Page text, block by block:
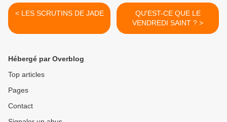
< LES SCRUTINS DE JADE
QU'EST-CE QUE LE
VENDREDI SAINT ? >
Hébergé par Overblog
Top articles
Pages
Contact